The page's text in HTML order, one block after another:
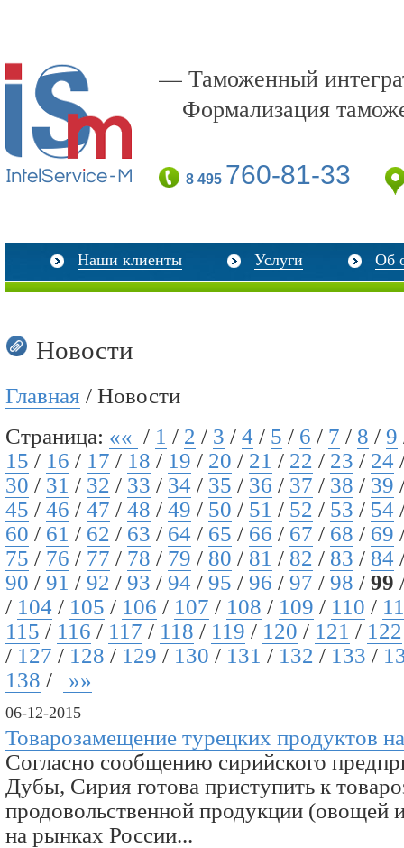
— Таможенный
Формализация
8 495 760-81-33
Наши клиенты Услуги Об
Новости
Главная / Новости
Страница: «« / 1 / 2 / 3 / 4 / 5 / 6 / 7 / 8 / 9
15 / 16 / 17 / 18 / 19 / 20 / 21 / 22 / 23 / 24
30 / 31 / 32 / 33 / 34 / 35 / 36 / 37 / 38 / 39
45 / 46 / 47 / 48 / 49 / 50 / 51 / 52 / 53 / 54
60 / 61 / 62 / 63 / 64 / 65 / 66 / 67 / 68 / 69
75 / 76 / 77 / 78 / 79 / 80 / 81 / 82 / 83 / 84
90 / 91 / 92 / 93 / 94 / 95 / 96 / 97 / 98 / 99
/ 104 / 105 / 106 / 107 / 108 / 109 / 110 /
115 / 116 / 117 / 118 / 119 / 120 / 121 / 122
/ 127 / 128 / 129 / 130 / 131 / 132 / 133 /
138 / »»
06-12-2015
Товарозамещение турецких продуктов
Согласно сообщению сирийского
Дубы, Сирия готова приступить к
продовольственной продукции (овощей
на рынках России...